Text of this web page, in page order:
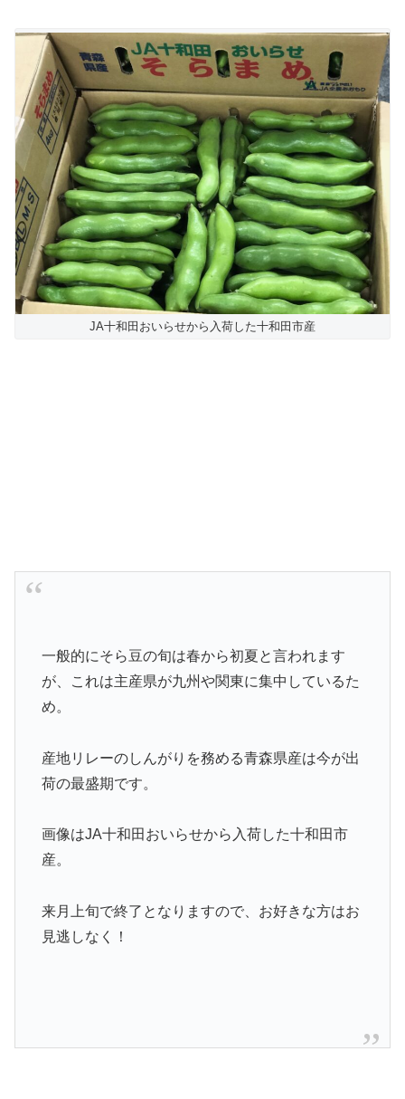
JA十和田おいらせから入荷した十和田市産
一般的にそら豆の旬は春から初夏と言われます
が、これは主産県が九州や関東に集中しているた
め。
産地リレーのしんがりを務める青森県産は今が出
荷の最盛期です。
画像はJA十和田おいらせから入荷した十和田市
産。
来月上旬で終了となりますので、お好きな方はお
見逃しなく！